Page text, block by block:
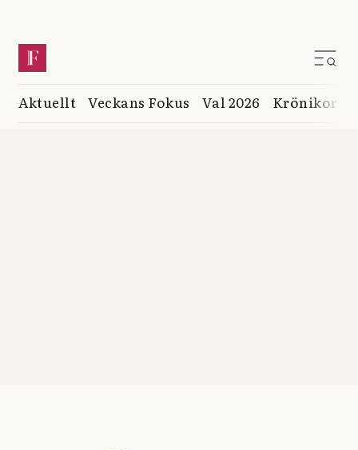
Aktuellt Veckans Fokus Val 2026 Krönikor